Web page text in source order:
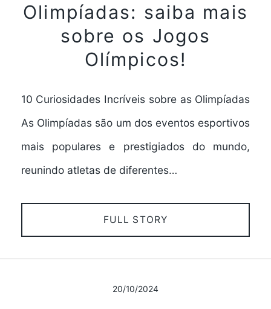
Olimpíadas: saiba mais
sobre os Jogos
Olímpicos!
10 Curiosidades Incríveis sobre as Olimpíadas
As Olimpíadas são um dos eventos esportivos
mais populares e prestigiados do mundo,
reunindo atletas de diferentes…
FULL STORY
20/10/2024